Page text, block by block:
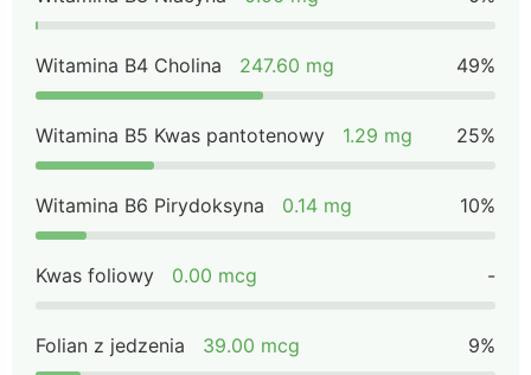
Witamina B4 Cholina 247.60 mg 49%
Witamina B5 Kwas pantotenowy 1.29 mg 25%
Witamina B6 Pirydoksyna 0.14 mg 10%
Kwas foliowy 0.00 mcg -
Folian z jedzenia 39.00 mcg 9%